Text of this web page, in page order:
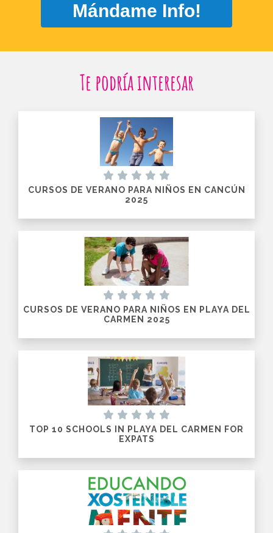
Mándame Info!
Te podría interesar
CURSOS DE VERANO PARA NIÑOS EN CANCÚN
2025
CURSOS DE VERANO PARA NIÑOS EN PLAYA DEL
CARMEN 2025
TOP 10 SCHOOLS IN PLAYA DEL CARMEN FOR
EXPATS